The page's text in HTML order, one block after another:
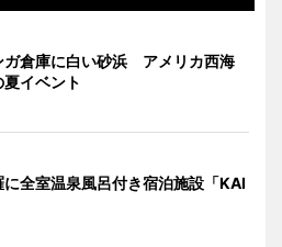
ガ倉庫に白い砂浜 アメリカ西海
イベント
全室温泉風呂付き宿泊施設「KAI